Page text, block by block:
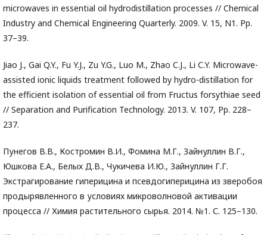
microwaves in essential oil hydrodistillation processes // Chemical
Industry and Chemical Engineering Quarterly. 2009. V. 15, N1. Pp.
37–39.
Jiao J., Gai Q.Y., Fu Y.J., Zu Y.G., Luo M., Zhao C.J., Li C.Y. Microwave-
assisted ionic liquids treatment followed by hydro-distillation for
the efficient isolation of essential oil from Fructus forsythiae seed
// Separation and Purification Technology. 2013. V. 107, Pp. 228–
237.
Пунегов В.В., Костромин В.И., Фомина М.Г., Зайнуллин В.Г.,
Юшкова Е.А., Белых Д.В., Чукичева И.Ю., Зайнуллин Г.Г.
Экстрагирование гиперицина и псевдогиперицина из зверобоя
продырявленного в условиях микроволновой активации
процесса // Химия растительного сырья. 2014. №1. С. 125–130.